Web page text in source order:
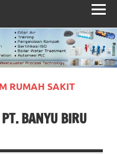
RUMAH SAKIT
BANYU BIRU